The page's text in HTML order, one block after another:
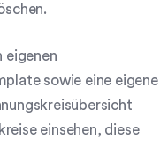
eigenen
sowie eine eigene
einsehen, diese